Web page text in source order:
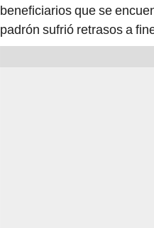
beneficiarios que se
padrón sufrió retrasos a